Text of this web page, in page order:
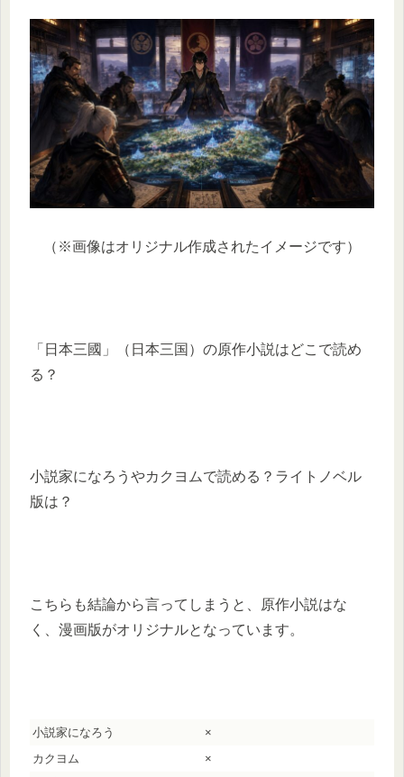
（※画像はオリジナル作成されたイメージです）
「日本三國」（日本三国）の原作小説はどこで読め
る？
小説家になろうやカクヨムで読める？ライトノベル
版は？
こちらも結論から言ってしまうと、原作小説はな
く、漫画版がオリジナルとなっています。
小説家になろう
×
カクヨム
×